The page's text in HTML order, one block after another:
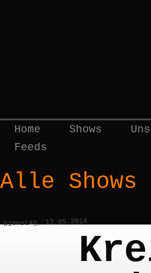
Home Shows
Feeds
Alle
Dienstag, 13.05.2014